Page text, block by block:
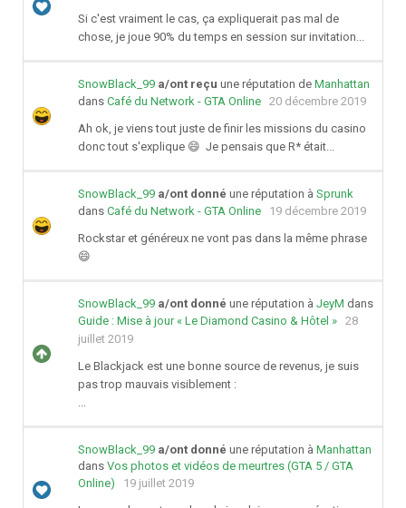
Si c'est vraiment le cas, ça expliquerait pas mal de
chose, je joue 90% du temps en session sur invitation...
SnowBlack_99 a/ont reçu une réputation de Manhattan
dans Café du Network - GTA Online 20 décembre 2019
Ah ok, je viens tout juste de finir les missions du casino
donc tout s'explique 😄 Je pensais que R* était...
SnowBlack_99 a/ont donné une réputation à Sprunk
dans Café du Network - GTA Online
19 décembre 2019
Rockstar et généreux ne vont pas dans la même phrase
😄
SnowBlack_99 a/ont donné une réputation à JeyM dans
Guide : Mise à jour « Le Diamond Casino & Hôtel » 28
juillet 2019
Le Blackjack est une bonne source de revenus, je suis
pas trop mauvais visiblement :
...
SnowBlack_99 a/ont donné une réputation à Manhattan
dans Vos photos et vidéos de meurtres (GTA 5 / GTA
Online)
19 juillet 2019